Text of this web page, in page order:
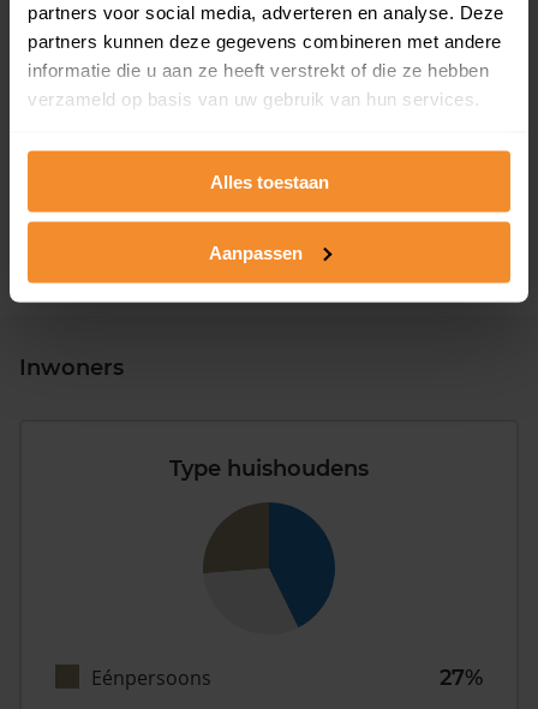
partners voor social media, adverteren en analyse. Deze
partners kunnen deze gegevens combineren met andere
informatie die u aan ze heeft verstrekt of die ze hebben
verzameld op basis van uw gebruik van hun services.
Alles toestaan
Aanpassen
T/m 1945
6%
2008 of later
24%
Inwoners
Type huishoudens
Eénpersoons
27%